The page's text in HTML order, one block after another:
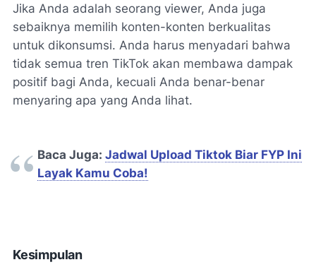
Jika Anda adalah seorang viewer, Anda juga
sebaiknya memilih konten-konten berkualitas
untuk dikonsumsi. Anda harus menyadari bahwa
tidak semua tren TikTok akan membawa dampak
positif bagi Anda, kecuali Anda benar-benar
menyaring apa yang Anda lihat.
Baca Juga: Jadwal Upload Tiktok Biar FYP Ini
Layak Kamu Coba!
Kesimpulan